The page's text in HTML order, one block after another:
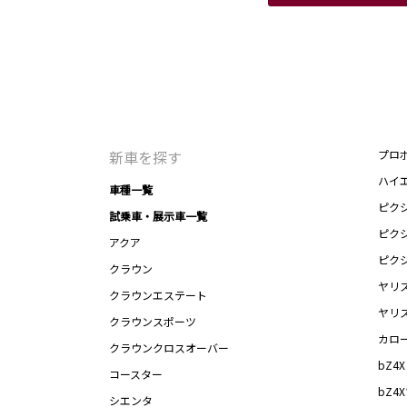
新車を探す
車種一覧
試乗車・展示車一覧
アクア
クラウン
クラウンエステート
クラウンスポーツ
クラウンクロスオーバー
コースター
シエンタ
プロ
ハイ
ピク
ピク
ピク
ヤリ
ヤリ
カロ
bZ4X